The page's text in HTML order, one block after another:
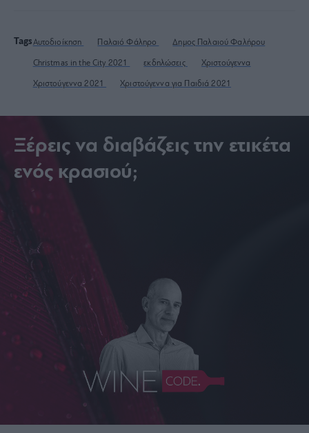
TagsΑυτοδιοίκηση Παλαιό Φάληρο Δημος Παλαιού Φαλήρου
Christmas in the City 2021 εκδηλώσεις Χριστούγεννα
Χριστούγεννα 2021 Χριστούγεννα για Παιδιά 2021
Ξέρεις να διαβάζεις την ετικέτα
ενός κρασιού;